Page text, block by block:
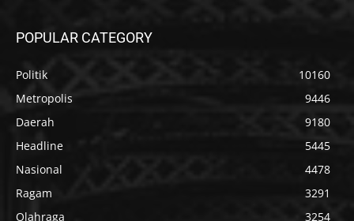
POPULAR CATEGORY
Politik
10160
Metropolis
9446
Daerah
9180
Headline
5445
Nasional
4478
Ragam
3291
Olahraga
3254